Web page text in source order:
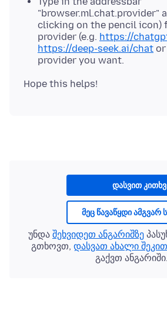
"browser.ml.chat.provider"
clicking on the pencil icon)
provider (e.g. https://
https://deep-seek.ai/chat
provider you want.
დასვით
მეც წავაწყდი ამგვარ
უნდა შეხვიდეთ ანგარიშზე
გთხოვთ, დასვათ ახალი
გაქვთ ანგარიში.